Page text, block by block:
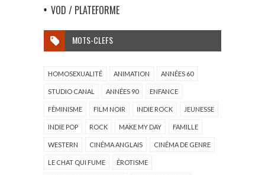
VOD / PLATEFORME
MOTS-CLEFS
HOMOSEXUALITÉ ANIMATION ANNÉES 60
STUDIO CANAL ANNÉES 90 ENFANCE
FÉMINISME FILM NOIR INDIE ROCK JEUNESSE
INDIE POP ROCK MAKE MY DAY FAMILLE
WESTERN CINÉMA ANGLAIS CINÉMA DE GENRE
LE CHAT QUI FUME ÉROTISME